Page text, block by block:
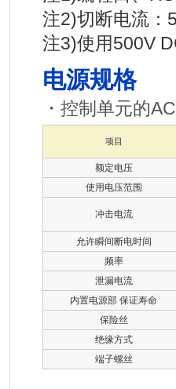
注2)切断电流：
注3)使用500V
电源规格
・控制单元的
项目
额定电压
使用电压范围
冲击电流
允许瞬间断电时间
频率
泄漏电流
内置电源部 保证寿命
保险丝
绝缘方式
端子螺丝